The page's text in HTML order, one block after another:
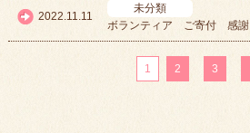
2022.11.11
未分類
ボランティア ご寄付 感謝
1 2 3